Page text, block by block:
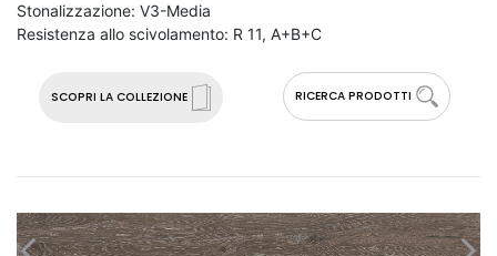
SCOPRI LA COLLEZIONE RICERCA PRODOTTI
Stonalizzazione: V3-Media
Resistenza allo scivolamento: R 11, A+B+C